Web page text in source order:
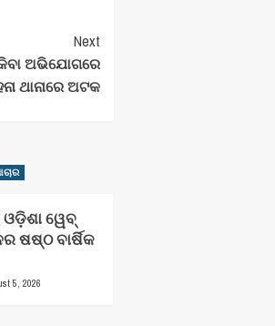
Next
ଅଭିଯୋଗରେ
ଥାନାରେ ଅଟକ
ୱେବ୍
ଷଷ୍ଠ ବାର୍ଷିକ
5, 2026